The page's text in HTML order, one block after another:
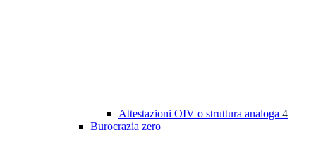
Attestazioni OIV o struttura analoga 4
Burocrazia zero